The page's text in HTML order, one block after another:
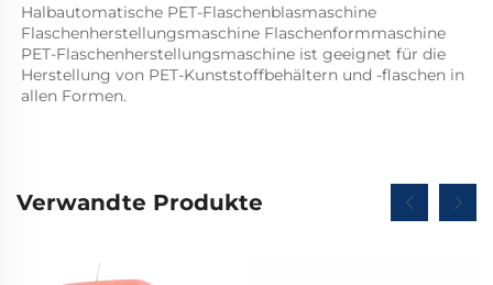
Halbautomatische PET-Flaschenblasmaschine
Flaschenherstellungsmaschine Flaschenformmaschine
PET-Flaschenherstellungsmaschine ist geeignet für die
Herstellung von PET-Kunststoffbehältern und -flaschen in
allen Formen.
Verwandte Produkte